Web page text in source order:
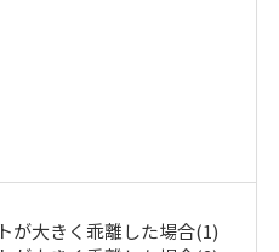
が大きく乖離した場合(1)